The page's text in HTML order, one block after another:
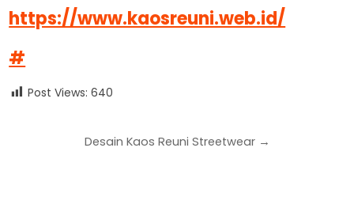
https://www.kaosreuni.web.id/
#
Post Views: 640
Desain Kaos Reuni Streetwear →